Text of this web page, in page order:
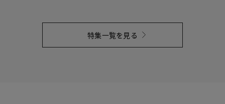
特集一覧を見る